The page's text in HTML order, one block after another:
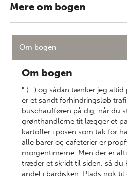
Mere om bogen
Om bogen
Om bogen
" (...) og sådan tænker jeg altid
er et sandt forhindringsløb
buschaufføren på dig, når du
grønthandlerne tit lægger et
kartofler i posen som tak for
alle barer og cafeterier er
morgentimerne. Men der er
træder et skridt til siden, så du
andel i bardisken. Plads nok til